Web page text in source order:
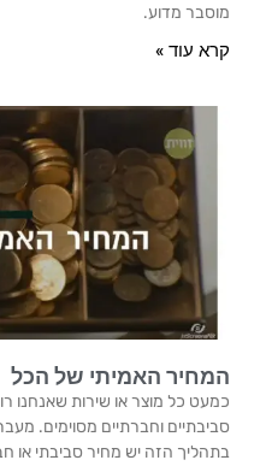
מוסבר מדוע.
קרא עוד »
המחיר האמיתי של הכל
כמעט כל מוצר או שירות שאנחנו
סביבתיים וחברתיים מסוימים.
בתהליך הזה יש מחיר סביבתי או